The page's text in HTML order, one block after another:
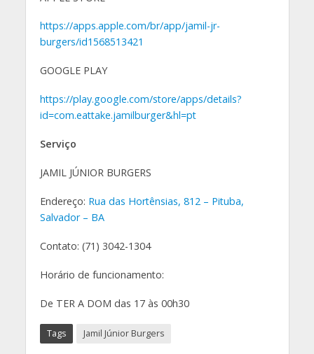
https://apps.apple.com/br/app/jamil-jr-
burgers/id1568513421
GOOGLE PLAY
https://play.google.com/store/apps/details?
id=com.eattake.jamilburger&hl=pt
Serviço
JAMIL JÚNIOR BURGERS
Endereço: Rua das Hortênsias, 812 – Pituba,
Salvador – BA
Contato: (71) 3042-1304
Horário de funcionamento:
De TER A DOM das 17 às 00h30
Tags Jamil Júnior Burgers